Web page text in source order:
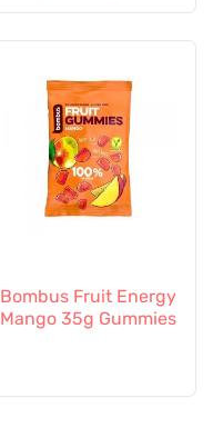
Bombus Fruit Energy
Mango 35g Gummies